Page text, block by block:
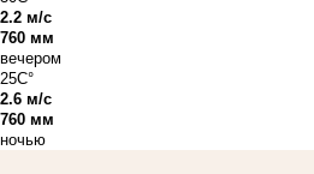
2.2 м/с
760 мм
вечером
25C°
2.6 м/с
760 мм
ночью